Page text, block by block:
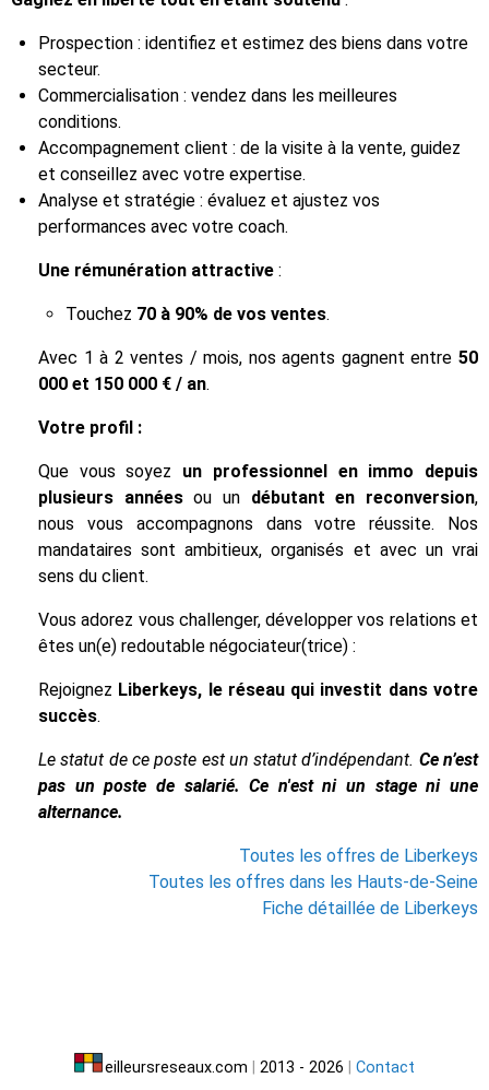
Prospection : identifiez et estimez des biens dans votre
secteur.
Commercialisation : vendez dans les meilleures
conditions.
Accompagnement client : de la visite à la vente, guidez
et conseillez avec votre expertise.
Analyse et stratégie : évaluez et ajustez vos
performances avec votre coach.
Une rémunération attractive :
Touchez 70 à 90% de vos ventes.
Avec 1 à 2 ventes / mois, nos agents gagnent entre 50
000 et 150 000 € / an.
Votre profil :
Que vous soyez un professionnel en immo depuis
plusieurs annéesou un débutant en reconversion,
nous vous accompagnons dans votre réussite. Nos
mandataires sont ambitieux, organisés et avec un vrai
sens du client.
Vous adorez vous challenger, développer vos relations et
êtes un(e) redoutable négociateur(trice) :
Rejoignez Liberkeys, le réseau qui investit dans votre
succès.
Le statut de ce poste est un statut d’indépendant. Ce n’est
pas un poste de salarié. Ce n'est ni un stage ni une
alternance.
Toutes les offres de Liberkeys
Toutes les offres dans les Hauts-de-Seine
Fiche détaillée de Liberkeys
eilleursreseaux.com 2013 - 2026 Contact